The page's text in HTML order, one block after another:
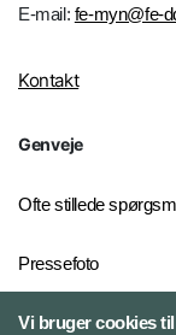
E-mail: fe-myn@fe-
Kontakt
Genveje
Ofte stillede
Pressefoto
Risiko- og
Vi bruger cookies